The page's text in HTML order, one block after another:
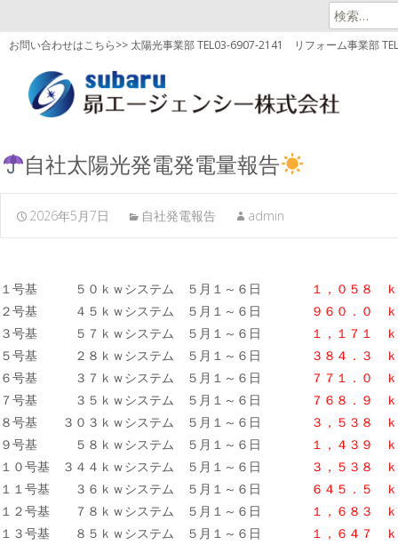
検
索:
お問い合わせはこちら>> 太陽光事業部 TEL03-6907-2141 リフォーム事業部
自社太陽光発電発電量報告
2026年5月7日 自社発電報告 admin
１号基 ５０ｋｗシステム ５月１～６日
１，０５８ ｋ
２号基 ４５ｋｗシステム ５月１～６日
９６０．０ ｋ
３号基 ５７ｋｗシステム ５月１～６日
１，１７１
５号基 ２８ｋｗシステム ５月１～６日
３８４．３
６号基 ３７ｋｗシステム ５月１～６日
７７１．０
７号基 ３５ｋｗシステム ５月１～６日
７６８．９ ｋ
８号基 ３０３ｋｗシステム ５月１～６日
３，５３８ ｋ
９号基 ５８ｋｗシステム ５月１～６日
１，４３９ ｋ
１０号基 ３４４ｋｗシステム ５月１～６日
３，５３８ ｋ
１１号基 ３６ｋｗシステム ５月１～６日
６４５．５ ｋ
１２号基 ７８ｋｗシステム ５月１～６日
１，６８３ ｋ
１３号基 ８５ｋｗシステム ５月１～６日
１，６４７ ｋ